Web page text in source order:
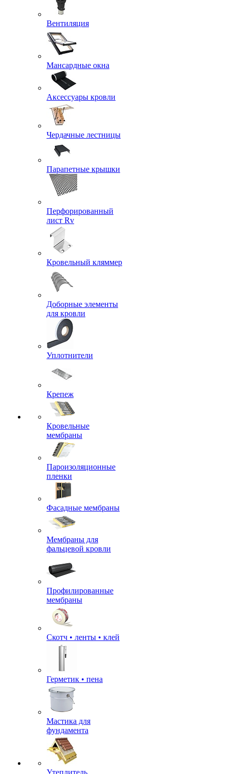
Вентиляция
Мансардные окна
Аксессуары кровли
Чердачные лестницы
Парапетные крышки
Перфорированный
лист Rv
Кровельный кляммер
Доборные элементы
для кровли
Уплотнители
Крепеж
Кровельные
мембраны
Пароизоляционные
пленки
Фасадные мембраны
Мембраны для
фальцевой кровли
Профилированные
мембраны
Скотч • ленты • клей
Герметик • пена
Мастика для
фундамента
Утеплитель